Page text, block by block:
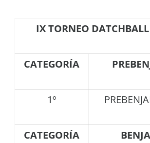
IX TORNEO
CATEGORÍA
1º
CATEGORÍA